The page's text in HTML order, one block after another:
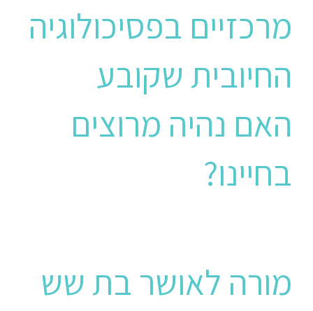
מרכזיים בפסיכולוגיה
החיובית שקובע
האם נהיה מרוצים
בחיינו?
מורה לאושר בת שש